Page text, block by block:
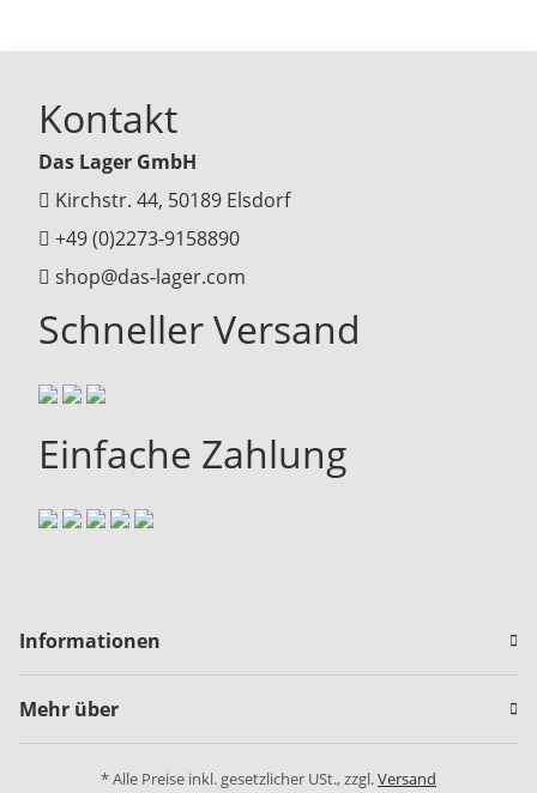
Kontakt
Das Lager GmbH
Kirchstr. 44, 50189 Elsdorf
+49 (0)2273-9158890
shop@das-lager.com
Schneller Versand
Einfache Zahlung
Informationen
Mehr über
* Alle Preise inkl. gesetzlicher USt., zzgl.Versand